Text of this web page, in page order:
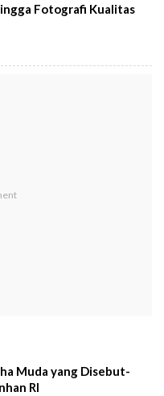
Fotografi Kualitas
Muda yang Disebut-
RI